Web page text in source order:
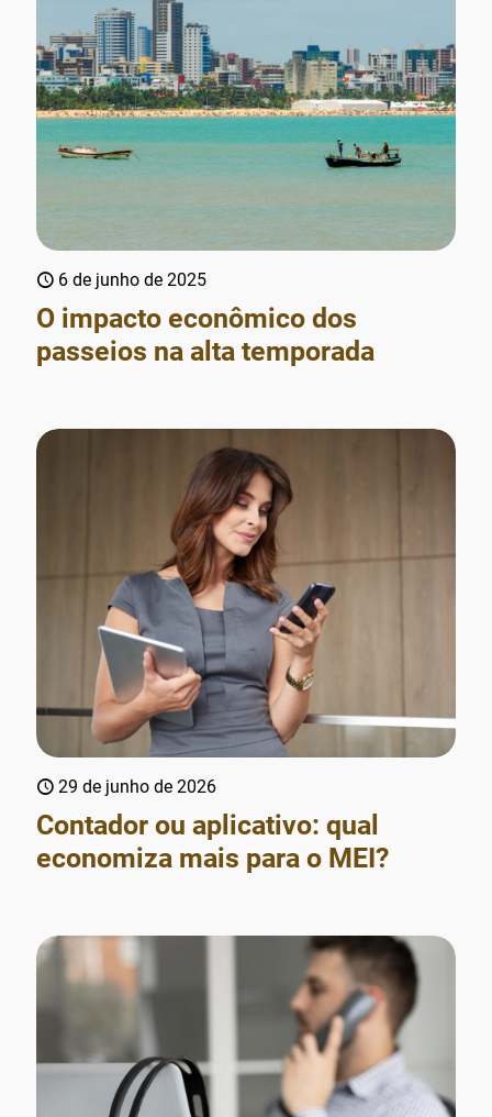
6 de junho de 2025
O impacto econômico dos
passeios na alta temporada
29 de junho de 2026
Contador ou aplicativo: qual
economiza mais para o MEI?